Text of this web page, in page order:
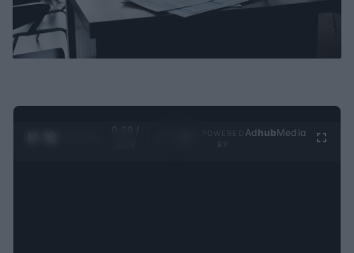
0:29 /
Ad hubMedia